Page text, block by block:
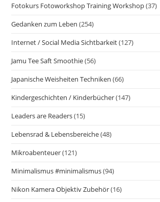
Fotokurs Fotoworkshop Training Workshop(37)
Gedanken zum Leben (254)
Internet / Social Media Sichtbarkeit(127)
Jamu Tee Saft Smoothie(56)
Japanische Weisheiten Techniken (66)
Kindergeschichten / Kinderbücher(147)
Leaders are Readers(15)
Lebensrad & Lebensbereiche(48)
Mikroabenteuer(121)
Minimalismus #minimalismus(94)
Nikon Kamera Objektiv Zubehör(16)